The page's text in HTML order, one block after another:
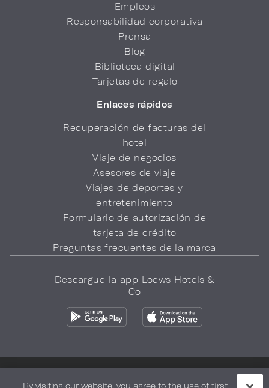
Empleos
Responsabilidad corporativa
Prensa
Blog
Biblioteca digital
Tarjetas de regalo
Enlaces rápidos
Recuperación de facturas del
hotel
Viaje de negocios
Asesores de viaje
Viajes de deportes y
entretenimiento
Formulario de autorización de
tarjeta de crédito
Preguntas frecuentes de la marca
Descargue la app Loews Hotels &
Co
By visiting our website, you agree to the use of first